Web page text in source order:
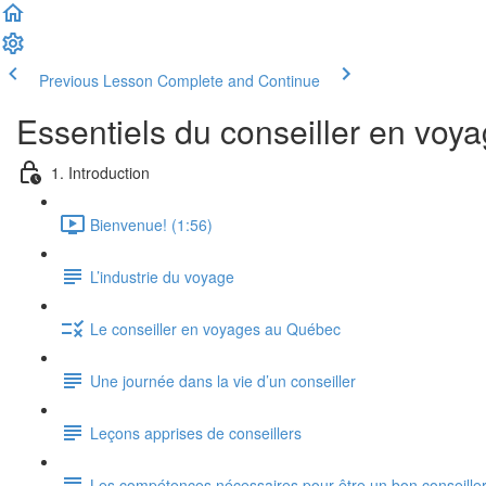
Previous Lesson Complete and Continue
Essentiels du conseiller en
1. Introduction
Bienvenue! (1:56)
L’industrie du voyage
Le conseiller en voyages au Québec
Une journée dans la vie d’un conseiller
Leçons apprises de conseillers